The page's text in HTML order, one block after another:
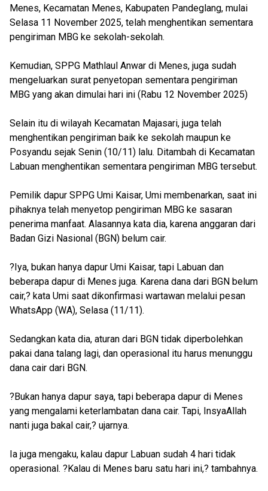
Menes, Kecamatan Menes, Kabupaten Pandeglang, mulai
Selasa 11 November 2025, telah menghentikan sementara
pengiriman MBG ke sekolah-sekolah.
Kemudian, SPPG Mathlaul Anwar di Menes, juga sudah
mengeluarkan surat penyetopan sementara pengiriman
MBG yang akan dimulai hari ini (Rabu 12 November 2025)
Selain itu di wilayah Kecamatan Majasari, juga telah
menghentikan pengiriman baik ke sekolah maupun ke
Posyandu sejak Senin (10/11) lalu. Ditambah di Kecamatan
Labuan menghentikan sementara pengiriman MBG tersebut.
Pemilik dapur SPPG Umi Kaisar, Umi membenarkan, saat ini
pihaknya telah menyetop pengiriman MBG ke sasaran
penerima manfaat. Alasannya kata dia, karena anggaran dari
Badan Gizi Nasional (BGN) belum cair.
?Iya, bukan hanya dapur Umi Kaisar, tapi Labuan dan
beberapa dapur di Menes juga. Karena dana dari BGN belum
cair,? kata Umi saat dikonfirmasi wartawan melalui pesan
WhatsApp (WA), Selasa (11/11).
Sedangkan kata dia, aturan dari BGN tidak diperbolehkan
pakai dana talang lagi, dan operasional itu harus menunggu
dana cair dari BGN.
?Bukan hanya dapur saya, tapi beberapa dapur di Menes
yang mengalami keterlambatan dana cair. Tapi, InsyaAllah
nanti juga bakal cair,? ujarnya.
Ia juga mengaku, kalau dapur Labuan sudah 4 hari tidak
operasional. ?Kalau di Menes baru satu hari ini,? tambahnya.